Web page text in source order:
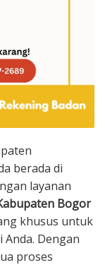
berada di
layanan
Bogor
khusus untuk
Dengan
proses